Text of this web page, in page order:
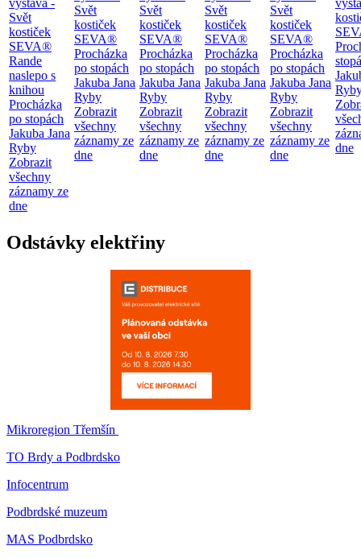
výstava -
Svět
kostiček
SEVA®
Rande
naslepo s
knihou
Procházka
po stopách
Jakuba Jana
Ryby
Zobrazit
všechny
záznamy ze
dne
Svět
kostiček
SEVA®
Procházka
po stopách
Jakuba Jana
Ryby
Zobrazit
všechny
záznamy ze
dne
Svět
kostiček
SEVA®
Procházka
po stopách
Jakuba Jana
Ryby
Zobrazit
všechny
záznamy ze
dne
Svět
kostiček
SEVA®
Procházka
po stopách
Jakuba Jana
Ryby
Zobrazit
všechny
záznamy ze
dne
Svět
kostiček
SEVA®
Procházka
po stopách
Jakuba Jana
Ryby
Zobrazit
všechny
záznamy ze
dne
dne
Odstávky elektřiny
Mikroregion Třemšín
TO Brdy a Podbrdsko
Infocentrum
Podbrdské muzeum
MAS Podbrdsko